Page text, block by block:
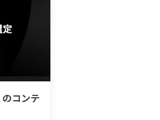
コンテ